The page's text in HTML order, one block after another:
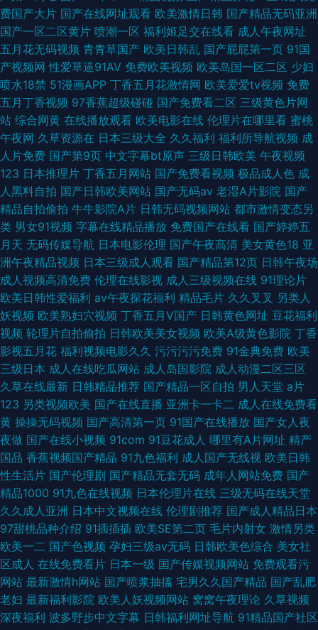
费国产大片 国产在线网址观看 欧美激情日韩 国产精品无码亚洲
国产一区二区黄片 喷潮一区 福利姬足交在线看 成人午夜网址
五月花无码视频 青青草国产 欧美日韩乱 国产屁屁第一页 91国
产视频网 性爱草逼91AV 免费欧美视频 欧美岛国一区二区 少妇
喷水18禁 51漫画APP 丁香五月花激情网 欧美爱爱tv视频 免费
五月丁香视频 97香蕉超级碰碰 国产免费看二区 三级黄色片网
站 综合网黄 在线播放观看 欧美电影在线 伦理片在哪里看 蜜桃
午夜网 久草资源在 日本三级大全 久久福利 福利所导航视频 成
人片免费 国产第9页 中文字幕bt原声 三级日韩欧美 午夜视频
123 日本推理片 丁香五月网站 国产免费看视频 极品成人色 成
人黑料自拍 国产日韩欧美网站 国产无码av 老湿A片影院 国产
精品自拍偷拍 牛牛影院A片 日韩无码视频网站 都市激情变态另
类 男女91视频 字幕在线精品播放 免费国产在线看 国产婷婷五
月天 无码传媒导航 日本电影伦理 国产午夜高清 美女黄色18 亚
洲午夜精品视频 日本三级成人观看 国产精品第12页 日韩午夜场
成人视频高清免费 伦理在线影视 成人三级视频在线 91理论片
欧美日韩性爱福利 av午夜探花福利 精品毛片 久久叉叉 另类人
妖视频 欧美熟妇穴视频 丁香五月V国产 日韩黄色网址 豆花福利
视频 轮理片自拍偷拍 日韩欧美美女视频 欧美A级黄色影院 丁香
影视五月花 福利视频电影久久 污污污污免费 91金典免费 欧美
三级日本 成人在线吃瓜网站 成人岛国影院 成人动漫二区三区
久草在线最新 日韩精品推荐 国产精品一区自拍 男人天堂 a片
123 另类视频欧美 国产在线直播 亚洲卡一卡二 成人在线免费看
黄 操操无码视频 国产高清第一页 91国产在线播放 国产女人夜
夜做 国产在线小视频 91com 91豆花成人 哪里有A片网址 精产
国品 香蕉视频国产精品 91九色福利 成人国产无线视 欧美日韩
性生活片 国产伦理剧 国产精品无套无码 成年人网站免费 国产
精品1000 91九色在线视频 日本伦理片在线 三级无码在线天堂
久久成人亚洲 日本中文视频在线 伦理剧推荐 国产成人精品日本
97甜桃品种介绍 91插插插 欧美SE第二页 毛片内射女 激情另类
欧美一二 国产色视频 孕妇三级av无码 日韩欧美色综合 美女社
区成人 在线免费看片 日本一级 国产传媒视频网站 免费观看污
网站 最新激情h网站 国产喷浆抽搐 宅男久久国产精品 国产乱肥
老妇 最新福利影院 欧美人妖视频网站 窝窝午夜理论 久草视频
深夜福利 波多野步中文字幕 日韩福利网址导航 91精品国产社区